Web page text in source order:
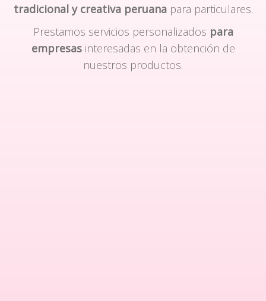
tradicional y creativa peruanapara particulares.
Prestamos servicios personalizados para
empresasinteresadas en la obtención de
nuestros productos.